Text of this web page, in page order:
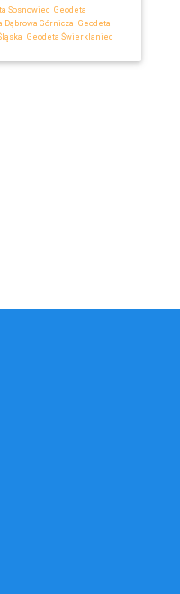
Sosnowiec Geodeta
Dąbrowa Górnicza Geodeta
Geodeta Świerklaniec